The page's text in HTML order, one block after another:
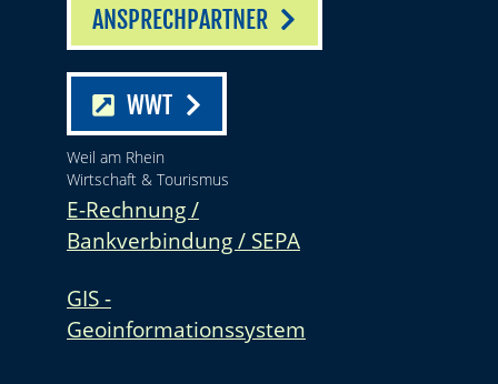
ANSPRECHPARTNER
WWT
Weil am Rhein
Wirtschaft & Tourismus
E-Rechnung /
Bankverbindung / SEPA
GIS -
Geoinformationssystem